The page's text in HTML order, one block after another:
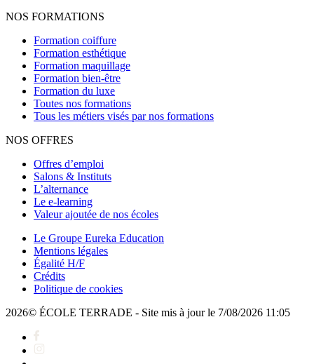
NOS FORMATIONS
Formation coiffure
Formation esthétique
Formation maquillage
Formation bien-être
Formation du luxe
Toutes nos formations
Tous les métiers visés par nos formations
NOS OFFRES
Offres d’emploi
Salons & Instituts
L’alternance
Le e-learning
Valeur ajoutée de nos écoles
Le Groupe Eureka Education
Mentions légales
Égalité H/F
Crédits
Politique de cookies
2026© ÉCOLE TERRADE - Site mis à jour le 7/08/2026 11:05